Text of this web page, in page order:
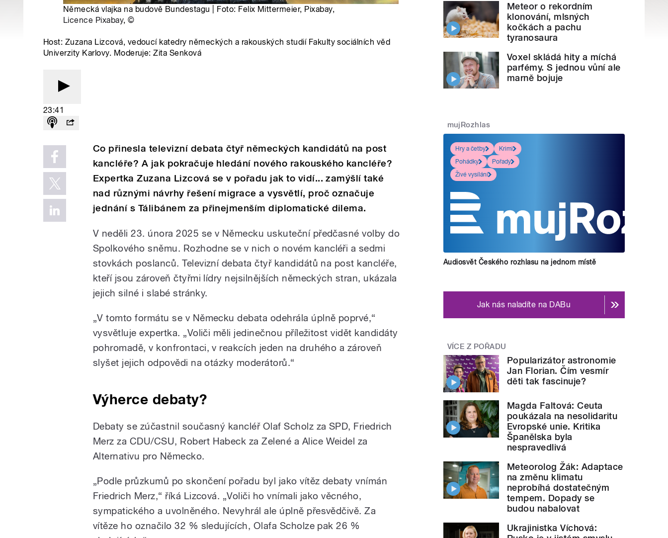
Německá vlajka na budově Bundestagu | Foto: Felix Mittermeier, Pixabay,
Licence Pixabay,©
Host: Zuzana Lizcová, vedoucí katedry německých a rakouských studií Fakulty sociálních věd
Univerzity Karlovy. Moderuje: Zita Senková
23:41
Co přinesla televizní debata čtyř německých kandidátů na post
kancléře? A jak pokračuje hledání nového rakouského kancléře?
Expertka Zuzana Lizcová se v pořadu jak to vidí... zamýšlí také
nad různými návrhy řešení migrace a vysvětlí, proč označuje
jednání s Tálibánem za přinejmenším diplomatické dilema.
V neděli 23. února 2025 se v Německu uskuteční předčasné volby do
Spolkového sněmu. Rozhodne se v nich o novém kancléři a sedmi
stovkách poslanců. Televizní debata čtyř kandidátů na post kancléře,
kteří jsou zároveň čtyřmi lídry nejsilnějších německých stran, ukázala
jejich silné i slabé stránky.
„V tomto formátu se v Německu debata odehrála úplně poprvé,“
vysvětluje expertka. „Voliči měli jedinečnou příležitost vidět kandidáty
pohromadě, v konfrontaci, v reakcích jeden na druhého a zároveň
slyšet jejich odpovědi na otázky moderátorů.“
Výherce debaty?
Debaty se zúčastnil současný kancléř Olaf Scholz za SPD, Friedrich
Merz za CDU/CSU, Robert Habeck za Zelené a Alice Weidel za
Alternativu pro Německo.
„Podle průzkumů po skončení pořadu byl jako vítěz debaty vnímán
Friedrich Merz,“ říká Lizcová. „Voliči ho vnímali jako věcného,
sympatického a uvolněného. Nevyhrál ale úplně přesvědčivě. Za
vítěze ho označilo 32 % sledujících, Olafa Scholze pak 26 %
Meteor o rekordním
klonování, mlsných
kočkách a pachu
tyranosaura
Voxel skládá hity a míchá
parfémy. S jednou vůní ale
marně bojuje
mujRozhlas
Hry a četby
Krimi
Pohádky
Pořady
Živé vysílání
Audiosvět Českého rozhlasu na jednom místě
Jak nás naladíte na DABu
VÍCE Z POŘADU
Popularizátor astronomie
Jan Florian. Čím vesmír
děti tak fascinuje?
Magda Faltová: Ceuta
poukázala na nesolidaritu
Evropské unie. Kritika
Španělska byla
nespravedlivá
Meteorolog Žák: Adaptace
na změnu klimatu
neprobíhá dostatečným
tempem. Dopady se
budou nabalovat
Ukrajinistka Víchová: